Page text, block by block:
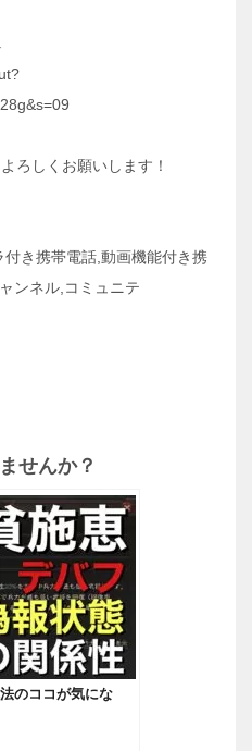
ろしくお願いします！
き携帯電話,動画機能付き携
ンネル,コミュニテ
せんか？
のココが気にな